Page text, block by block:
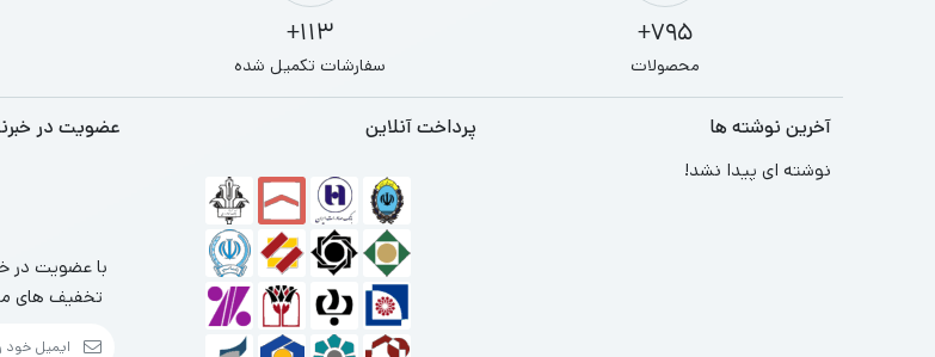
795+
محصولات
113+
سفارشات تکمیل شده
آخرین نوشته ها
نوشته ای پیدا نشد!
پرداخت آنلاین عضویت در
با عضویت در
تخفیف های ما